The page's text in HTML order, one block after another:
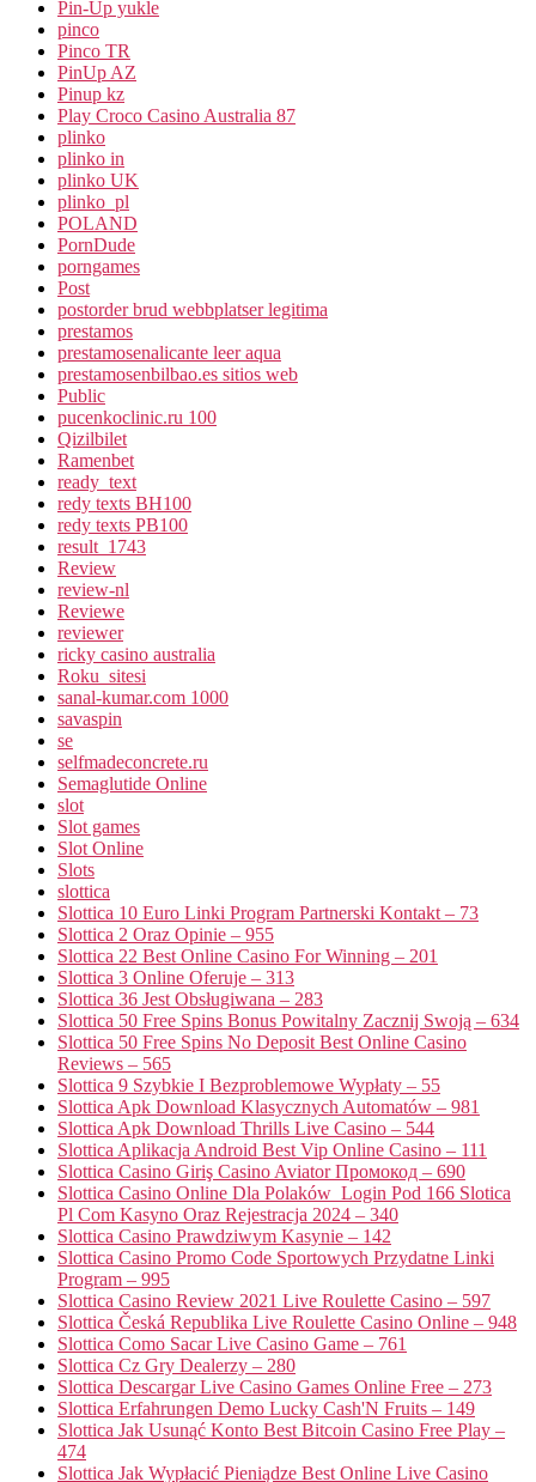
Pin-Up yukle
pinco
Pinco TR
PinUp AZ
Pinup kz
Play Croco Casino Australia 87
plinko
plinko in
plinko UK
plinko_pl
POLAND
PornDude
porngames
Post
postorder brud webbplatser legitima
prestamos
prestamosenalicante leer aqua
prestamosenbilbao.es sitios web
Public
pucenkoclinic.ru 100
Qizilbilet
Ramenbet
ready_text
redy texts BH100
redy texts PB100
result_1743
Review
review-nl
Reviewe
reviewer
ricky casino australia
Roku_sitesi
sanal-kumar.com 1000
savaspin
se
selfmadeconcrete.ru
Semaglutide Online
slot
Slot games
Slot Online
Slots
slottica
Slottica 10 Euro Linki Program Partnerski Kontakt – 73
Slottica 2 Oraz Opinie – 955
Slottica 22 Best Online Casino For Winning – 201
Slottica 3 Online Oferuje – 313
Slottica 36 Jest Obsługiwana – 283
Slottica 50 Free Spins Bonus Powitalny Zacznij Swoją – 634
Slottica 50 Free Spins No Deposit Best Online Casino
Reviews – 565
Slottica 9 Szybkie I Bezproblemowe Wypłaty – 55
Slottica Apk Download Klasycznych Automatów – 981
Slottica Apk Download Thrills Live Casino – 544
Slottica Aplikacja Android Best Vip Online Casino – 111
Slottica Casino Giriş Casino Aviator Промокод – 690
Slottica Casino Online Dla Polaków ️ Login Pod 166 Slotica
Pl Com Kasyno Oraz Rejestracja 2024 – 340
Slottica Casino Prawdziwym Kasynie – 142
Slottica Casino Promo Code Sportowych Przydatne Linki
Program – 995
Slottica Casino Review 2021 Live Roulette Casino – 597
Slottica Česká Republika Live Roulette Casino Online – 948
Slottica Como Sacar Live Casino Game – 761
Slottica Cz Gry Dealerzy – 280
Slottica Descargar Live Casino Games Online Free – 273
Slottica Erfahrungen Demo Lucky Cash'N Fruits – 149
Slottica Jak Usunąć Konto Best Bitcoin Casino Free Play –
474
Slottica Jak Wypłacić Pieniądze Best Online Live Casino